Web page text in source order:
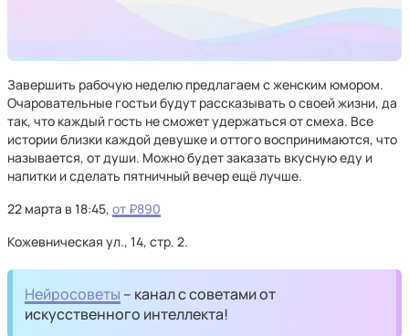
Завершить рабочую неделю предлагаем с женским юмором.
Очаровательные гостьи будут рассказывать о своей жизни, да
так, что каждый гость не сможет удержаться от смеха. Все
истории близки каждой девушке и оттого воспринимаются, что
называется, от души. Можно будет заказать вкусную еду и
напитки и сделать пятничный вечер ещё лучше.
22 марта в 18:45, от ₽890
Кожевническая ул., 14, стр. 2.
Нейросоветы – канал с советами от
искусственного интеллекта!